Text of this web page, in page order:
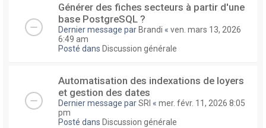
Générer des fiches secteurs à partir d'une
base PostgreSQL ?
Dernier message par Brandi « ven. mars 13, 2026
6:49 am
Posté dans Discussion générale
Automatisation des indexations de loyers
et gestion des dates
Dernier message parSRI « mer. févr. 11, 2026 8:05
pm
Posté dans Discussion générale